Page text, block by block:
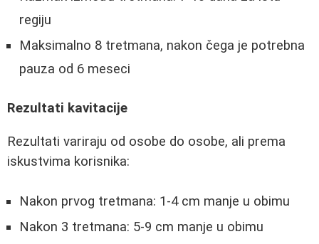
regiju
Maksimalno 8 tretmana, nakon čega je potrebna
pauza od 6 meseci
Rezultati kavitacije
Rezultati variraju od osobe do osobe, ali prema
iskustvima korisnika:
Nakon prvog tretmana: 1-4 cm manje u obimu
Nakon 3 tretmana: 5-9 cm manje u obimu